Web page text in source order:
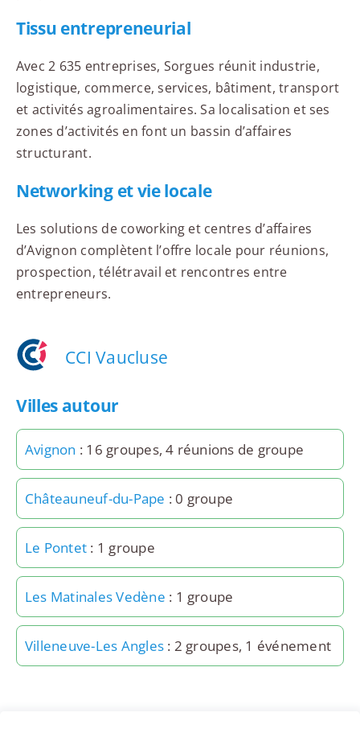
Tissu entrepreneurial
Avec 2 635 entreprises, Sorgues réunit industrie,
logistique, commerce, services, bâtiment, transport
et activités agroalimentaires. Sa localisation et ses
zones d’activités en font un bassin d’affaires
structurant.
Networking et vie locale
Les solutions de coworking et centres d’affaires
d’Avignon complètent l’offre locale pour réunions,
prospection, télétravail et rencontres entre
entrepreneurs.
CCI Vaucluse
Villes autour
Avignon : 16 groupes, 4 réunions de groupe
Châteauneuf-du-Pape : 0 groupe
Le Pontet : 1 groupe
Les Matinales Vedène : 1 groupe
Villeneuve-Les Angles : 2 groupes, 1 événement